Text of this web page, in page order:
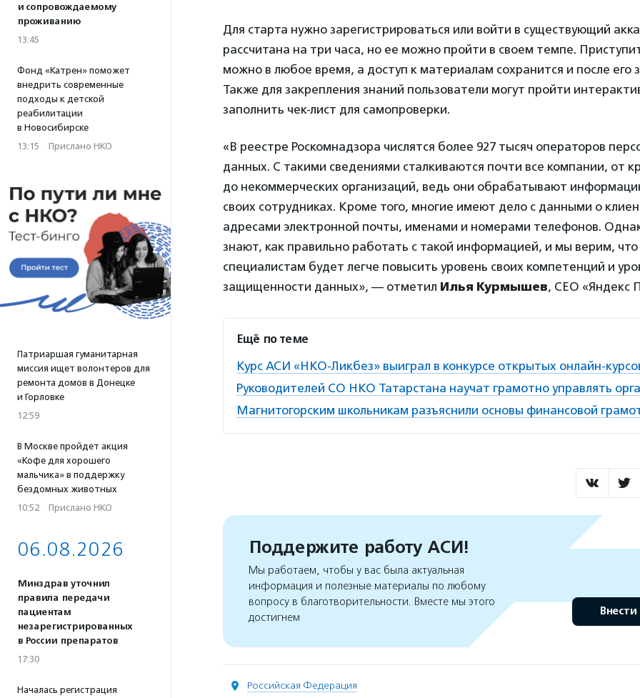
и сопровождаемому
проживанию
13:45
Фонд «Катрен» поможет
внедрить современные
подходы к детской
реабилитации
в Новосибирске
13:15 · Прислано НКО
Патриаршая гуманитарная
миссия ищет волонтеров для
ремонта домов в Донецке
и Горловке
12:59
В Москве пройдет акция
«Кофе для хорошего
мальчика» в поддержку
бездомных животных
10:52 · Прислано НКО
06.08.2026
Минздрав уточнил
правила передачи
пациентам
незарегистрированных
в России препаратов
17:30
Началась регистрация
Для старта нужно зарегистрироваться или войти в существующий
рассчитана на три часа, но ее можно пройти в своем темпе.
можно в любое время, а доступ к материалам сохранится и после его
Также для закрепления знаний пользователи могут пройти
заполнить чек-лист для самопроверки.
«В реестре Роскомнадзора числятся более 927 тысяч операторов
данных. С такими сведениями сталкиваются почти все компании, от
до некоммерческих организаций, ведь они обрабатывают
своих сотрудниках. Кроме того, многие имеют дело с данными о
адресами электронной почты, именами и номерами телефонов.
знают, как правильно работать с такой информацией, и мы верим, что
специалистам будет легче повысить уровень своих компетенций и
защищенности данных», — отметил Илья Курмышев, CEO «Яндекс
Ещё по теме
Курс АСИ «НКО-Ликбез» выиграл в конкурсе открытых онлайн-
Руководителей СО НКО Татарстана научат грамотно управлять
Магнитогорским школьникам разъяснили основы финансовой
Поддержите работу АСИ!
Мы работаем, чтобы у вас была актуальная
информация и полезные материалы по любому
вопросу в благотворительности. Вместе мы этого
достигнем
Внести
Российская Федерация